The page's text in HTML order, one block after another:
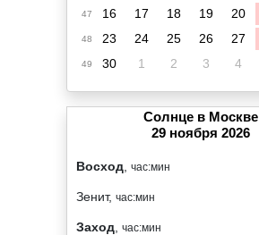
47 16 17 18 19 20
48 23 24 25 26 27
49 30 1 2 3 4
Солнце в Москве
29 ноября 2026
Восход час:мин
Зенит, час:мин
Заход час:мин